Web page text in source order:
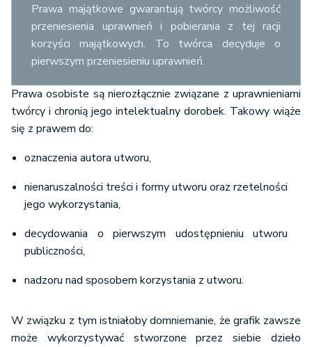
Prawa majątkowe gwarantują twórcy możliwość
przeniesienia uprawnień i pobierania z tej racji
korzyści majątkowych. To twórca decyduje o
pierwszym przeniesieniu uprawnień.
Prawa osobiste są nierozłącznie związane z uprawnieniami
twórcy i chronią jego intelektualny dorobek. Takowy wiąże
się z prawem do:
oznaczenia autora utworu,
nienaruszalności treści i formy utworu oraz rzetelności
jego wykorzystania,
decydowania o pierwszym udostępnieniu utworu
publiczności,
nadzoru nad sposobem korzystania z utworu.
W związku z tym istniałoby domniemanie, że grafik zawsze
może wykorzystywać stworzone przez siebie dzieło